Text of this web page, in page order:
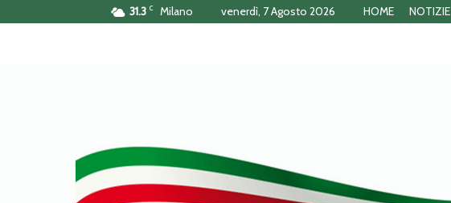
31.3 C Milano venerdì, 7 Agosto 2026 HOME NOTIZIE